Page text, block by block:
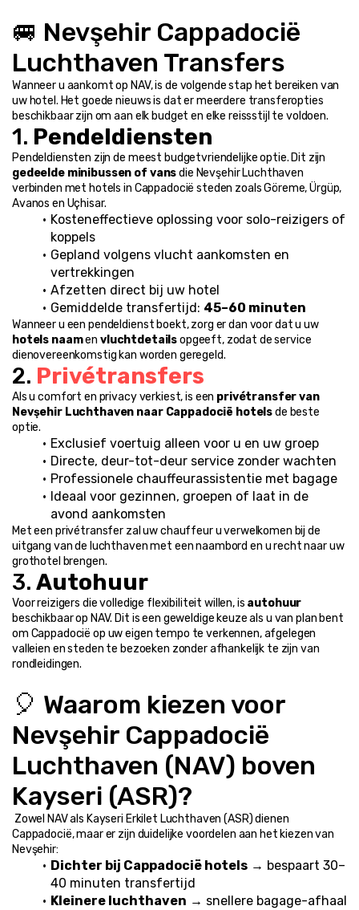
🚐 Nevşehir Cappadocië
Luchthaven Transfers
Wanneer u aankomt op NAV, is de volgende stap het bereiken van
uw hotel. Het goede nieuws is dat er meerdere transferopties
beschikbaar zijn om aan elk budget en elke reissstijl te voldoen.
1. Pendeldiensten
gedeelde minibussen of vans die Nevşehir Luchthaven
verbinden met hotels in Cappadocië steden zoals Göreme, Ürgüp,
Avanos en Uçhisar.
Kosteneffectieve oplossing voor solo-reizigers of
koppels
Gepland volgens vlucht aankomsten en
vertrekkingen
Afzetten direct bij uw hotel
Gemiddelde transfertijd: 45–60 minuten
Wanneer u een pendeldienst boekt, zorg er dan voor dat u uw
hotels naam en vluchtdetails opgeeft, zodat de service
dienovereenkomstig kan worden geregeld.
2. Privétransfers
Als u comfort en privacy verkiest, is een privétransfer van
Nevşehir Luchthaven naar Cappadocië hotels de beste
optie.
Exclusief voertuig alleen voor u en uw groep
Directe, deur-tot-deur service zonder wachten
Professionele chauffeurassistentie met bagage
Ideaal voor gezinnen, groepen of laat in de
avond aankomsten
Met een privétransfer zal uw chauffeur u verwelkomen bij de
uitgang van de luchthaven met een naambord en u recht naar uw
grothotel brengen.
3. Autohuur
Voor reizigers die volledige flexibiliteit willen, is autohuur
beschikbaar op NAV. Dit is een geweldige keuze als u van plan bent
om Cappadocië op uw eigen tempo te verkennen, afgelegen
valleien en steden te bezoeken zonder afhankelijk te zijn van
rondleidingen.
🎈 Waarom kiezen voor
Nevşehir Cappadocië
Luchthaven (NAV) boven
Kayseri (ASR)?
Cappadocië, maar er zijn duidelijke voordelen aan het kiezen van
Nevşehir:
Dichter bij Cappadocië hotels → bespaart 30–
40 minuten transfertijd
Kleinere luchthaven → snellere bagage-afhaal